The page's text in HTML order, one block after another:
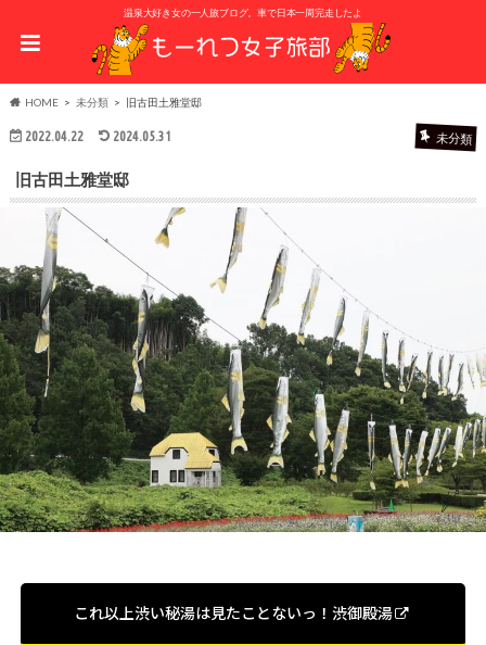
温泉大好き女の一人旅ブログ。車で日本一周完走したよ
HOME 未分類 旧古田土雅堂邸
2022.04.22 2024.05.31 未分類
旧古田土雅堂邸
これ以上渋い秘湯は見たことないっ！渋御殿湯